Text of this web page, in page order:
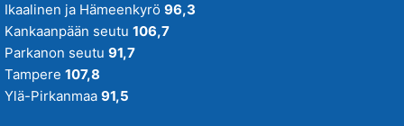
Tiistaitanssit klo 19-21
VIIKONLOPUN MENOVINKIT
Ikaalinen ja Hämeenkyrö 96,3
Kankaanpään seutu 106,7
Parkanon seutu 91,7
Tampere 107,8
Ylä-Pirkanmaa 91,5